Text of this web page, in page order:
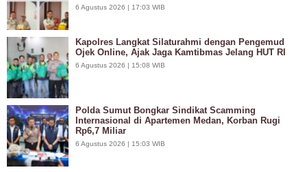
6 Agustus 2026 | 17:03 WIB
Kapolres Langkat Silaturahmi dengan Pengemud
Ojek Online, Ajak Jaga Kamtibmas Jelang HUT RI
6 Agustus 2026 | 15:08 WIB
Polda Sumut Bongkar Sindikat Scamming
Internasional di Apartemen Medan, Korban Rugi
Rp6,7 Miliar
6 Agustus 2026 | 15:03 WIB